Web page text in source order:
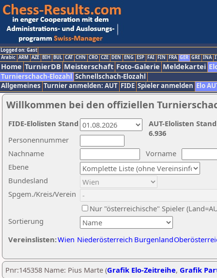
Logged on: Gast
Arabic ARM AZE BIH BUL CAT CHN CRO CZE DEN ENG ESP FAI FIN FRA GER GRE INA
Home TurnierDB Meisterschaft Foto-Galerie Meldekartei
Turnierschach-Elozahl Schnellschach-Elozahl
Allgemeines Turnier anmelden: AUT FIDE Spieler anmelden Elo
Willkommen bei den offiziellen
Nachname
Vorname
Ebene
Sortierung
Personennummer
Bundesland
Spgem./Kreis/Verein
Nur "österreichische" Spieler
Vereinslisten:Wien Niederösterreich Burgenland
AUT-Elolisten
6.936
FIDE-Elolisten Stand
Pnr:145358 Name: Pius Marte (Grafik Elo-Zeitreihe, Grafik